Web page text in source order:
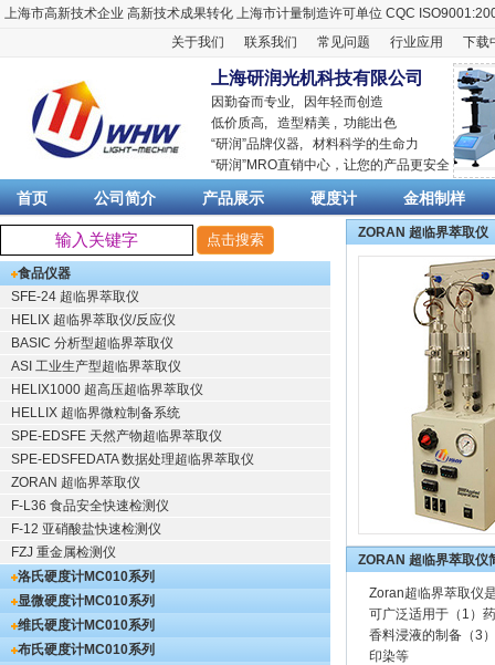
上海市高新技术企业 高新技术成果转化 上海市计量制造许可单位 CQC
关于我们
联系我们 常见问题 行业应用 下载
上海研润光机科技有限公司
因勤奋而专业, 因年轻而创造
低价质高, 造型精美 , 功能出色
“研润”品牌仪器, 材料科学的生命力
“研润”MRO直销中心，让您的产品更安全
首页 公司简介 产品展示 硬度计 金相制样
食品仪器
SFE-24 超临界萃取仪
HELIX 超临界萃取仪/反应仪
BASIC 分析型超临界萃取仪
ASI 工业生产型超临界萃取仪
HELIX1000 超高压超临界萃取仪
HELLIX 超临界微粒制备系统
SPE-EDSFE 天然产物超临界萃取仪
SPE-EDSFEDATA 数据处理超临界萃取仪
ZORAN 超临界萃取仪
F-L36 食品安全快速检测仪
F-12 亚硝酸盐快速检测仪
FZJ 重金属检测仪
洛氏硬度计MC010系列
显微硬度计MC010系列
维氏硬度计MC010系列
布氏硬度计MC010系列
ZORAN 超临界萃取仪
ZORAN 超临界萃取仪
Zoran超临界萃取仪
可广泛适用于（1）
香料浸液的制备（3
印染等